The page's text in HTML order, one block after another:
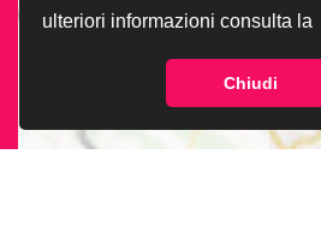
ulteriori informazioni consulta la
Chiudi